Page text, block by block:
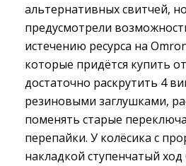
альтернативных свитчей,
предусмотрели
истечению ресурса на
которые придётся купить
достаточно раскрутить 4
резиновыми заглушками,
поменять старые
перепайки. У колёсика с
накладкой ступенчатый